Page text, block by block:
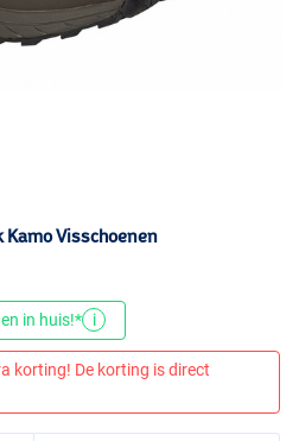
Kamo Visschoenen
in huis!* i
korting! De korting is direct